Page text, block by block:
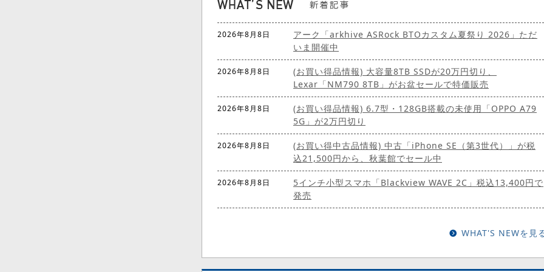
2026年8月8日
アーク「arkhive ASRock BTOカスタム夏祭り 2026」ただ
いま開催中
2026年8月8日
(お買い得品情報) 大容量8TB SSDが20万円切り、
Lexar「NM790 8TB」がお盆セールで特価販売
2026年8月8日
(お買い得品情報) 6.7型・128GB搭載の未使用「OPPO A79
5G」が2万円切り
2026年8月8日
(お買い得中古品情報) 中古「iPhone SE（第3世代）」が税
込21,500円から、秋葉館でセール中
2026年8月8日
5インチ小型スマホ「Blackview WAVE 2C」税込13,400円で
発売
WHAT'S NEWを見